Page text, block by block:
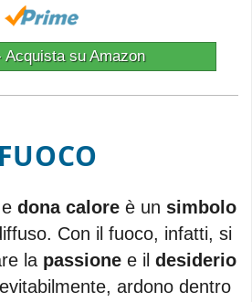
su Amazon
FUOCO
e dona calore è un simbolo
Con il fuoco, infatti, si
la passione e ildesiderio
ardono dentro